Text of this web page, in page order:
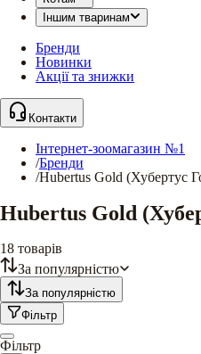
Іншим тваринам
Бренди
Новинки
Акції та знижки
Контакти
Інтернет-зоомагазин №1
/Бренди
/Hubertus Gold (Хубертус
Hubertus Gold
18 товарів
За популярністю
За популярністю
Фільтр
Фільтр